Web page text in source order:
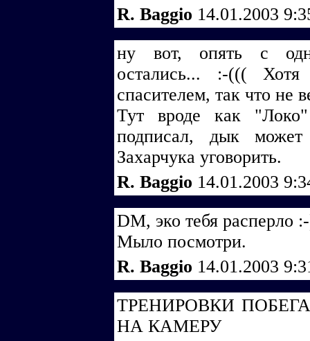
R. Baggio 14.01.2003
ну вот, опять с
остались... :-(((
спасителем, так что не
Тут вроде как
подписал, дык
Захарчука уговорить.
R. Baggio 14.01.2003
DM, эко тебя расперло
Мыло посмотри.
R. Baggio 14.01.2003
ТРЕНИРОВКИ
НА КАМЕРУ